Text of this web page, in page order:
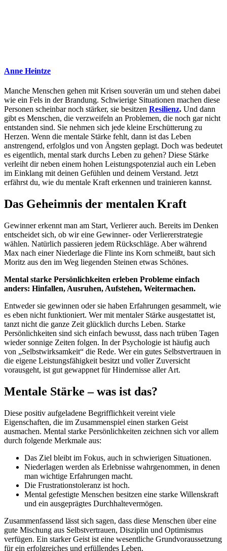
Anne Heintze
Manche Menschen gehen mit Krisen souverän um und stehen dabei
wie ein Fels in der Brandung. Schwierige Situationen machen diese
Personen scheinbar noch stärker, sie besitzen Resilienz. Und dann
gibt es Menschen, die verzweifeln an Problemen, die noch gar nicht
entstanden sind. Sie nehmen sich jede kleine Erschütterung zu
Herzen. Wenn die mentale Stärke fehlt, dann ist das Leben
anstrengend, erfolglos und von Ängsten geplagt. Doch was bedeutet
es eigentlich, mental stark durchs Leben zu gehen? Diese Stärke
verleiht dir neben einem hohen Leistungspotenzial auch ein Leben
im Einklang mit deinen Gefühlen und deinem Verstand. Jetzt
erfährst du, wie du mentale Kraft erkennen und trainieren kannst.
Das Geheimnis der mentalen Kraft
Gewinner erkennt man am Start, Verlierer auch. Bereits im Denken
entscheidet sich, ob wir eine Gewinner- oder Verliererstrategie
wählen. Natürlich passieren jedem Rückschläge. Aber während
Max nach einer Niederlage die Flinte ins Korn schmeißt, baut sich
Moritz aus den im Weg liegenden Steinen etwas Schönes.
Mental starke Persönlichkeiten erleben Probleme einfach
anders: Hinfallen, Ausruhen, Aufstehen, Weitermachen.
Entweder sie gewinnen oder sie haben Erfahrungen gesammelt, wie
es eben nicht funktioniert. Wer mit mentaler Stärke ausgestattet ist,
tanzt nicht die ganze Zeit glücklich durchs Leben. Starke
Persönlichkeiten sind sich einfach bewusst, dass nach trüben Tagen
wieder sonnige Zeiten folgen. In der Psychologie ist häufig auch
von „Selbstwirksamkeit“ die Rede. Wer ein gutes Selbstvertrauen in
die eigene Leistungsfähigkeit besitzt und voller Zuversicht
vorausgeht, ist gut gewappnet für Hindernisse aller Art.
Mentale Stärke – was ist das?
Diese positiv aufgeladene Begrifflichkeit vereint viele
Eigenschaften, die im Zusammenspiel einen starken Geist
ausmachen. Mental starke Persönlichkeiten zeichnen sich vor allem
durch folgende Merkmale aus:
Das Ziel bleibt im Fokus, auch in schwierigen Situationen.
Niederlagen werden als Erlebnisse wahrgenommen, in denen
man wichtige Erfahrungen macht.
Die Frustrationstoleranz ist hoch.
Mental gefestigte Menschen besitzen eine starke Willenskraft
und ein ausgeprägtes Durchhaltevermögen.
Zusammenfassend lässt sich sagen, dass diese Menschen über eine
gute Mischung aus Selbstvertrauen, Disziplin und Optimismus
verfügen. Ein starker Geist ist eine wesentliche Grundvoraussetzung
für ein erfolgreiches und erfüllendes Leben.